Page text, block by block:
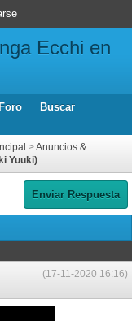
Ecchi en
Foro
Buscar
>Anuncios &
Yuuki)
Enviar Respuesta
(17-11-2020 16:16)